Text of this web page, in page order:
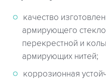
качество
армирующего
перекрестной и
армирующих нитей;
коррозионная